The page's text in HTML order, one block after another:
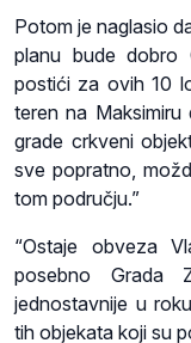
Potom je naglasio
planu bude dobro
postići za ovih 10
teren na
grade crkveni
sve popratno,
tom području.”
“Ostaje obveza
posebno Grada
jednostavnije u
tih objekata koji su